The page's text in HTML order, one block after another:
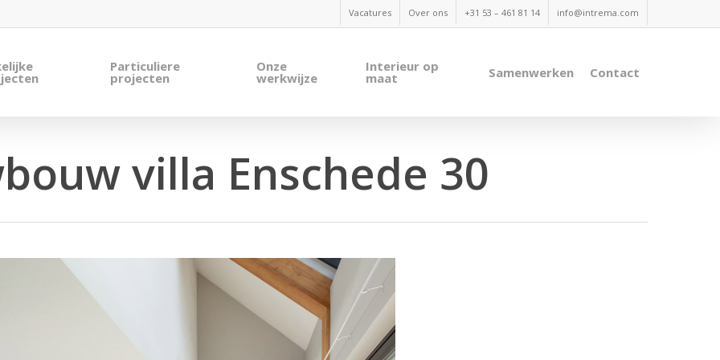
Vacatures Over ons +31 53 – 461 81 14 info@intrema.com
Particuliere
projecten
Onze
werkwijze
Interieur op
maat Samenwerken Contact
villa Enschede 30